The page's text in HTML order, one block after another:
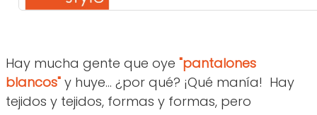
Hay mucha gente que oye "pantalones
blancos" y huye... ¿por qué? ¡Qué manía! Hay
tejidos y tejidos, formas y formas, pero